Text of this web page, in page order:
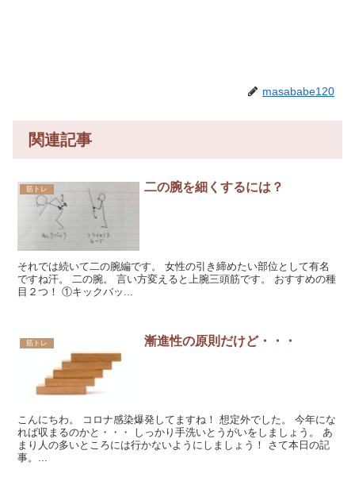
masababe120
関連記事
筋トレ 二の腕を細くするには？
それでは続いて二の腕編です。 女性の引き締めたい部位として有名
ですね汗。 二の腕。 言い方変えると上腕三頭筋です。 おすすめの種
目２つ！ ①キックバッ...
筋トレ 漸進性の原則だけど・・・
こんにちわ。 コロナ感染爆発してますね！ 想定外でした。 今年にな
れば収まるのかと・・・ しっかり手洗いとうがいをしましょう。 あ
まり人の多いところには行かないようにしましょう！ さて本日の記
事。...